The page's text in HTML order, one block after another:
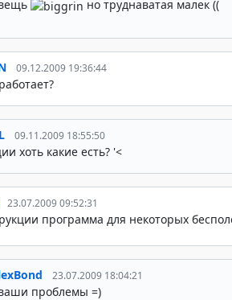
но труднаватая малек ((
09.12.2009 19:36:44
09.11.2009 18:55:50
хоть какие есть? '<
23.07.2009 09:52:31
программа для некоторых
23.07.2009 18:04:21
проблемы =)